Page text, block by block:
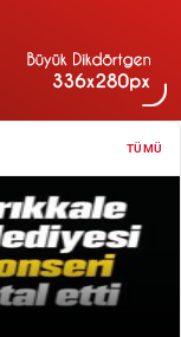
TÜMÜ